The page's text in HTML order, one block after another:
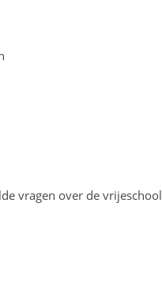
vragen over de vrijeschool